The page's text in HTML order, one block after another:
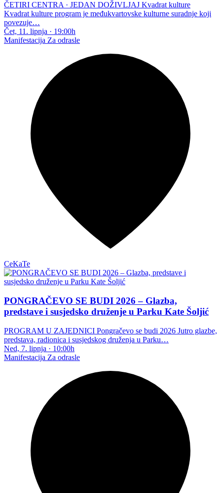
ČETIRI CENTRA · JEDAN DOŽIVLJAJ Kvadrat kulture
Kvadrat kulture program je međukvartovske kulturne suradnje koji
povezuje…
Čet, 11. lipnja · 19:00h
Manifestacija Za odrasle
CeKaTe
PONGRAČEVO SE BUDI 2026 – Glazba,
predstave i susjedsko druženje u Parku Kate Šoljić
PROGRAM U ZAJEDNICI Pongračevo se budi 2026 Jutro glazbe,
predstava, radionica i susjedskog druženja u Parku…
Ned, 7. lipnja · 10:00h
Manifestacija Za odrasle